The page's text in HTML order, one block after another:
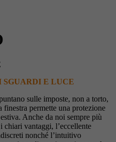
SGUARDI E LUCE
sulle imposte, non a torto,
permette una protezione
Anche da noi sempre più
chiari vantaggi, l’eccellente
nonché l’intuitivo